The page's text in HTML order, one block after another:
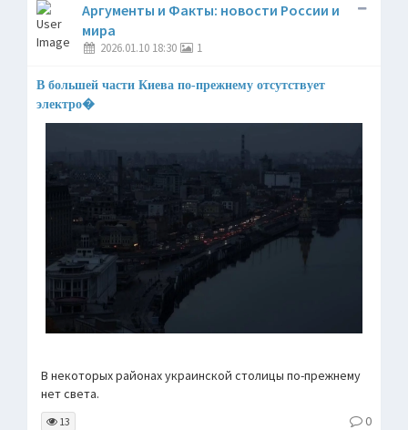
Аргументы и Факты: новости России и
мира
2026.01.10 18:30 1
В большей части Киева по-прежнему отсутствует
электро�
В некоторых районах украинской столицы по-прежнему
нет света.
13 0